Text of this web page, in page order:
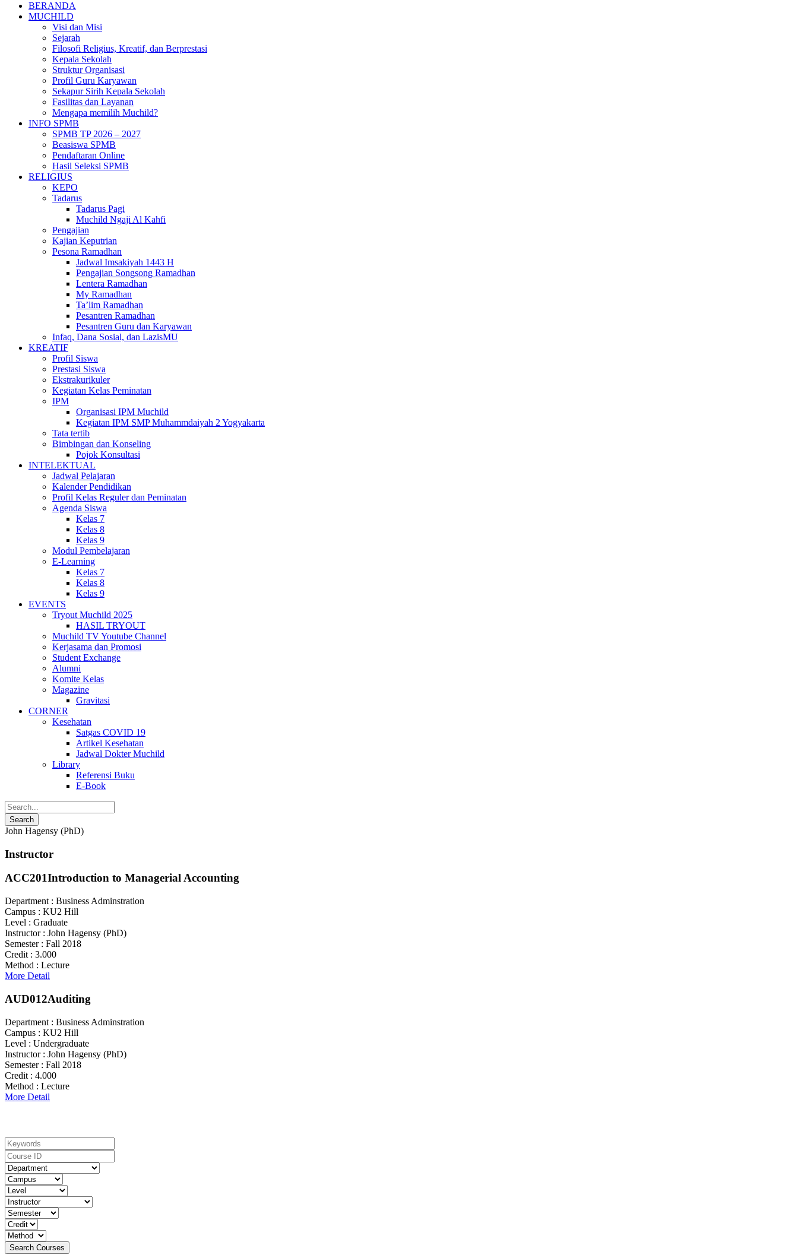
BERANDA
MUCHILD
Visi dan Misi
Sejarah
Filosofi Religius, Kreatif, dan Berprestasi
Kepala Sekolah
Struktur Organisasi
Profil Guru Karyawan
Sekapur Sirih Kepala Sekolah
Fasilitas dan Layanan
Mengapa memilih Muchild?
INFO SPMB
SPMB TP 2026 – 2027
Beasiswa SPMB
Pendaftaran Online
Hasil Seleksi SPMB
RELIGIUS
KEPO
Tadarus
Tadarus Pagi
Muchild Ngaji Al Kahfi
Pengajian
Kajian Keputrian
Pesona Ramadhan
Jadwal Imsakiyah 1443 H
Pengajian Songsong Ramadhan
Lentera Ramadhan
My Ramadhan
Ta’lim Ramadhan
Pesantren Ramadhan
Pesantren Guru dan Karyawan
Infaq, Dana Sosial, dan LazisMU
KREATIF
Profil Siswa
Prestasi Siswa
Ekstrakurikuler
Kegiatan Kelas Peminatan
IPM
Organisasi IPM Muchild
Kegiatan IPM SMP Muhammdaiyah 2 Yogyakarta
Tata tertib
Bimbingan dan Konseling
Pojok Konsultasi
INTELEKTUAL
Jadwal Pelajaran
Kalender Pendidikan
Profil Kelas Reguler dan Peminatan
Agenda Siswa
Kelas 7
Kelas 8
Kelas 9
Modul Pembelajaran
E-Learning
Kelas 7
Kelas 8
Kelas 9
EVENTS
Tryout Muchild 2025
HASIL TRYOUT
Muchild TV Youtube Channel
Kerjasama dan Promosi
Student Exchange
Alumni
Komite Kelas
Magazine
Gravitasi
CORNER
Kesehatan
Satgas COVID 19
Artikel Kesehatan
Jadwal Dokter Muchild
Library
Referensi Buku
E-Book
John Hagensy (PhD)
Instructor
ACC201Introduction to Managerial Accounting
Department : Business Adminstration
Campus : KU2 Hill
Level : Graduate
Instructor : John Hagensy (PhD)
Semester : Fall 2018
Credit : 3.000
Method : Lecture
More Detail
AUD012Auditing
Department : Business Adminstration
Campus : KU2 Hill
Level : Undergraduate
Instructor : John Hagensy (PhD)
Semester : Fall 2018
Credit : 4.000
Method : Lecture
More Detail